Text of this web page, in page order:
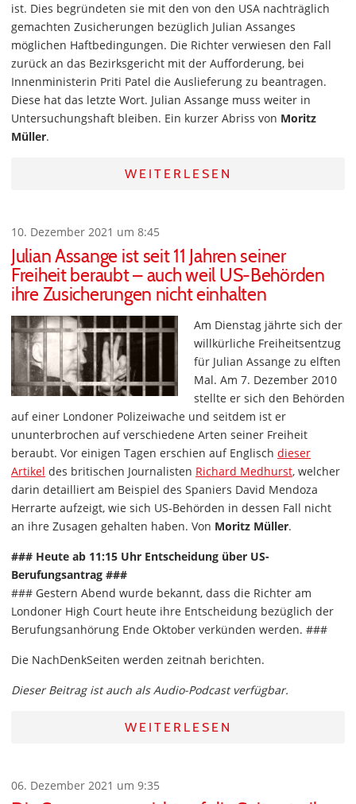
ist. Dies begründeten sie mit den von den USA nachträglich
gemachten Zusicherungen bezüglich Julian Assanges
möglichen Haftbedingungen. Die Richter verwiesen den Fall
zurück an das Bezirksgericht mit der Aufforderung, bei
Innenministerin Priti Patel die Auslieferung zu beantragen.
Diese hat das letzte Wort. Julian Assange muss weiter in
Untersuchungshaft bleiben. Ein kurzer Abriss von Moritz
Müller.
WEITERLESEN
10. Dezember 2021 um 8:45
Julian Assange ist seit 11 Jahren seiner
Freiheit beraubt – auch weil US-Behörden
ihre Zusicherungen nicht einhalten
Am Dienstag jährte sich der
willkürliche Freiheitsentzug
für Julian Assange zu elften
Mal. Am 7. Dezember 2010
stellte er sich den Behörden
auf einer Londoner Polizeiwache und seitdem ist er
ununterbrochen auf verschiedene Arten seiner Freiheit
beraubt. Vor einigen Tagen erschien auf Englisch dieser
Artikel des britischen Journalisten Richard Medhurst, welcher
darin detailliert am Beispiel des Spaniers David Mendoza
Herrarte aufzeigt, wie sich US-Behörden in dessen Fall nicht
an ihre Zusagen gehalten haben. Von Moritz Müller.
### Heute ab 11:15 Uhr Entscheidung über US-
Berufungsantrag ###
### Gestern Abend wurde bekannt, dass die Richter am
Londoner High Court heute ihre Entscheidung bezüglich der
Berufungsanhörung Ende Oktober verkünden werden. ###
Die NachDenkSeiten werden zeitnah berichten.
Dieser Beitrag ist auch als Audio-Podcast verfügbar.
WEITERLESEN
06. Dezember 2021 um 9:35